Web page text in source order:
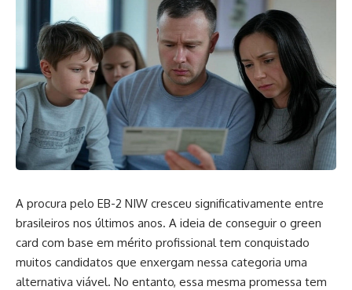
A procura pelo EB-2 NIW cresceu significativamente entre
brasileiros nos últimos anos. A ideia de conseguir o green
card com base em mérito profissional tem conquistado
muitos candidatos que enxergam nessa categoria uma
alternativa viável. No entanto, essa mesma promessa tem